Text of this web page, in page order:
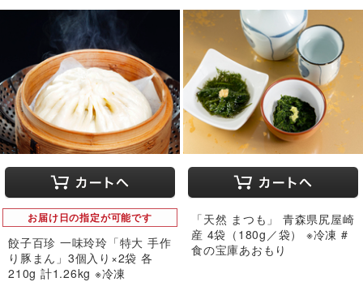
お届け日の指定が可能です
餃子百珍 一味玲玲「特大 手作
り豚まん」3個入り×2袋 各
210g 計1.26kg ※冷凍
「天然 まつも」 青森県尻屋崎
産 4袋（180g／袋） ※冷凍 #
食の宝庫あおもり